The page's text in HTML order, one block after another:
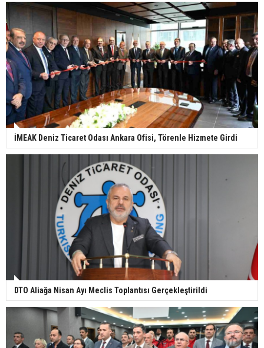
İMEAK Deniz Ticaret Odası Ankara Ofisi, Törenle Hizmete Girdi
DTO Aliağa Nisan Ayı Meclis Toplantısı Gerçekleştirildi